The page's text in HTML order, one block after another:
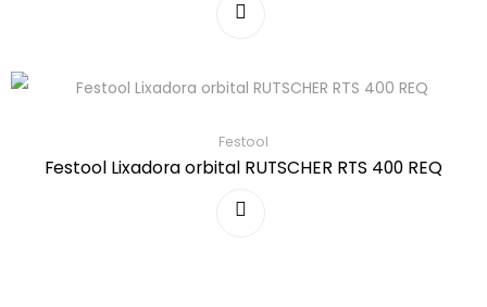
Festool
Festool Lixadora orbital RUTSCHER RTS 400 REQ